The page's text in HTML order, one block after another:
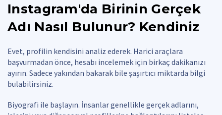
Instagram'da Birinin Gerçek
Adı Nasıl Bulunur? Kendiniz
Evet, profilin kendisini analiz ederek. Harici araçlara
başvurmadan önce, hesabı incelemek için birkaç dakikanızı
ayırın. Sadece yakından bakarak bile şaşırtıcı miktarda bilgi
bulabilirsiniz.
Biyografi ile başlayın. İnsanlar genellikle gerçek adlarını,